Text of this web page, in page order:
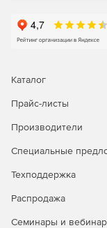
Каталог
Прайс-листы
Производители
Специальные
Техподдержка
Распродажа
Семинары и